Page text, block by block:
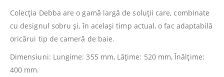
Colecția Debba are o gamă largă de soluții care, combinate
cu designul sobru și, în același timp actual, o fac adaptabilă
oricărui tip de cameră de baie.
Dimensiuni: Lungime: 355 mm, Lăţime: 520 mm, Înălţime:
400 mm.